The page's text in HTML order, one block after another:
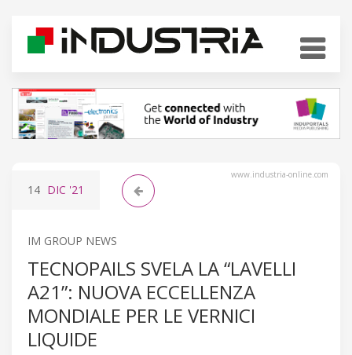
www.industria-online.com
14 DIC '21
IM GROUP NEWS
TECNOPAILS SVELA LA “LAVELLI
A21”: NUOVA ECCELLENZA
MONDIALE PER LE VERNICI
LIQUIDE